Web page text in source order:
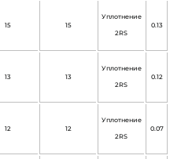
15 15
Уплотнение
2RS
0.13
13 13
Уплотнение
2RS
0.12
12 12
Уплотнение
2RS
0.07